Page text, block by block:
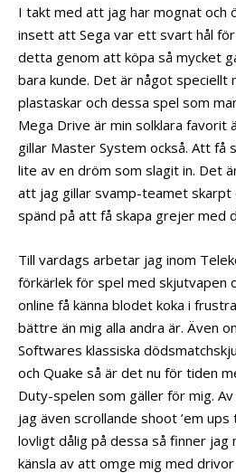
I takt med att jag har mognat och
insett att Sega var ett svart hål
detta genom att köpa så mycket
bara kunde. Det är något speciellt
plastaskar och dessa spel som
Mega Drive är min solklara favorit
gillar Master System också. Att få
lite av en dröm som slagit in. Det
att jag gillar svamp-teamet skarpt
spänd på att få skapa grejer med
Till vardags arbetar jag inom
förkärlek för spel med skjutvapen
online få känna blodet koka i
bättre än mig alla andra är. Även
Softwares klassiska
och Quake så är det nu för tiden
Duty-spelen som gäller för mig.
jag även scrollande shoot ’em
lovligt dålig på dessa så finner jag
känsla av att omge mig med